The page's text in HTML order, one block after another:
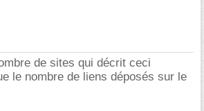
de sites qui décrit ceci
le nombre de liens déposés sur le